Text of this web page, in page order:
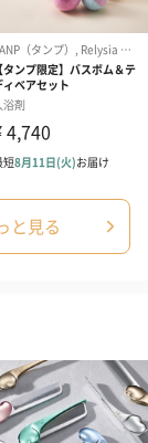
彩るギフトオプ
)
今治タオルケ
ンドタオル・
タオル）（
と見る